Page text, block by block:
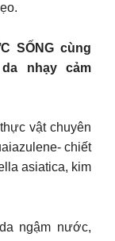
SỐNG cùng
nhạy cảm
vật chuyên
chiết
asiatica, kim
ngậm nước,